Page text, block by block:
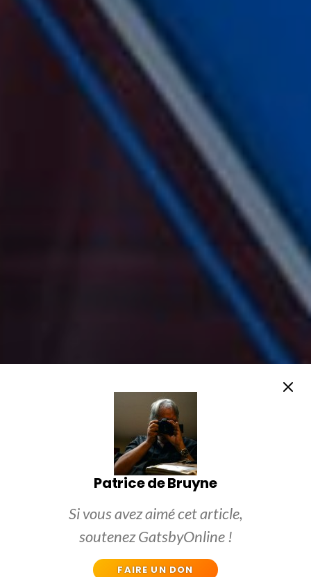
Patrice de Bruyne
Si vous avez aimé cet article,
soutenez GatsbyOnline !
FAIRE UN DON